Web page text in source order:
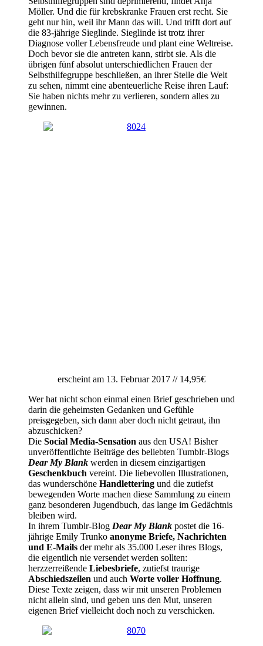
Möller. Und die für krebskranke Frauen erst recht. Sie
geht nur hin, weil ihr Mann das will. Und trifft dort auf
die 83-jährige Sieglinde. Sieglinde ist trotz ihrer
Diagnose voller Lebensfreude und plant eine Weltreise.
Doch bevor sie die antreten kann, stirbt sie. Als die
übrigen fünf absolut unterschiedlichen Frauen der
Selbsthilfegruppe beschließen, an ihrer Stelle die Welt
zu sehen, nimmt eine abenteuerliche Reise ihren Lauf:
Sie haben nichts mehr zu verlieren, sondern alles zu
gewinnen.
erscheint am 13. Februar 2017 // 14,95€
Wer hat nicht schon einmal einen Brief geschrieben und
darin die geheimsten Gedanken und Gefühle
preisgegeben, sich dann aber doch nicht getraut, ihn
abzuschicken?
Die Social Media-Sensation aus den USA! Bisher
unveröffentlichte Beiträge des beliebten Tumblr-Blogs
Dear My Blank werden in diesem einzigartigen
Geschenkbuch vereint. Die liebevollen Illustrationen,
das wunderschöne Handlettering und die zutiefst
bewegenden Worte machen diese Sammlung zu einem
ganz besonderen Jugendbuch, das lange im Gedächtnis
bleiben wird.
In ihrem Tumblr-Blog Dear My Blank postet die 16-
jährige Emily Trunko anonyme Briefe, Nachrichten
und E-Mails der mehr als 35.000 Leser ihres Blogs,
die eigentlich nie versendet werden sollten:
herzzerreißende Liebesbriefe, zutiefst traurige
Abschiedszeilen und auch Worte voller Hoffnung.
Diese Texte zeigen, dass wir mit unseren Problemen
nicht allein sind, und geben uns den Mut, unseren
eigenen Brief vielleicht doch noch zu verschicken.